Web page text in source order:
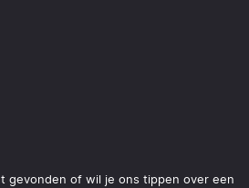
gevonden of wil je ons tippen over een